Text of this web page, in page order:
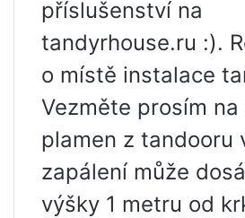
příslušenství na
tandyrhouse.ru :).
o místě instalace
Vezměte prosím
plamen z tandooru
zapálení může
výšky 1 metru od